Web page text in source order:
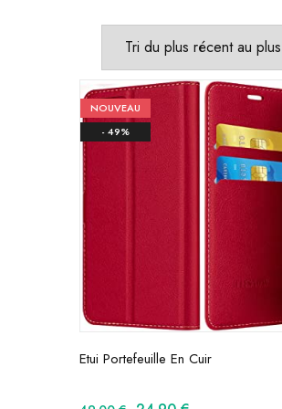
NOUVEAU
- 49%
Etui Portefeuille En Cuir